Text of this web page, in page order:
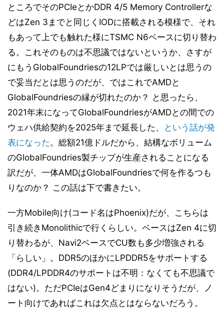
ところでそのPCIeとかDDR 4/5 Memory Controllerな
どはZen 3までと同じくIODに搭載される模様で、それ
もあって上でも触れた様にTSMC N6ベースに切り替わ
る。これそのものは不思議ではないというか、さすが
にもうGlobalFoundriesの12LPでは厳しいとは思うの
で妥当だとは思うのだが、ではこれでAMDと
GlobalFoundriesの縁が切れたのか？ と思ったら、
2021年末になってGlobalFoundriesがAMDとの間での
ウェハ供給契約を2025年まで延長した、
という話が発
表になった 。総額21億ドルだから、結構なボリューム
のGlobalFoundries製チップが生産されることになる
訳だが、一体AMDはGlobalFoundriesで何を作るつも
りなのか？ この話は下で書きたい。
一方Mobile向け(コード名はPhoenix)だが、こちらは
引き続きMonolithicで行くらしい。ベースはZen 4に切
り替わるが、Navi2ベースでCU数も多少増強される
「らしい」。DDR5のほかにLPDDR5をサポートする
(DDR4/LPDDR4のサポートは不明：なくても不思議で
はない)。ただPCIeはGen4どまりになりそうだが、ノ
ート向けであればこれは欠点とはならないだろう。